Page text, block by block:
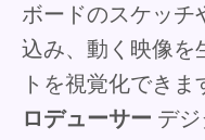
ボードのスケッチ
込み、動く映像を
トを視覚化できま
ロデューサー デ